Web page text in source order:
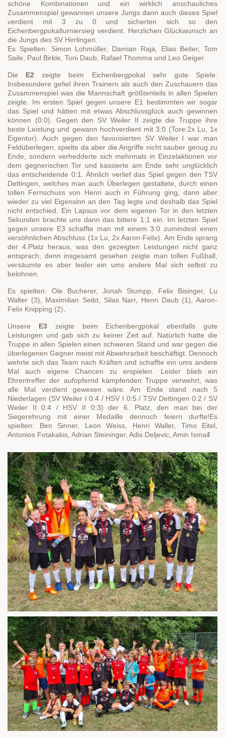
schöne Kombinationen und ein wirklich anschauliches
Zusammenspiel gewannen unsere Jungs dann auch dieses Spiel
verdient mit 3 zu 0 und sicherten sich so den
Eichenbergpokalturniersieg verdient. Herzlichen Glückwunsch an
die Jungs des SV Hirrlingen.
Es Spielten: Simon Lohmüller, Damian Raja, Elias Beiter, Tom
Saile, Paul Birkle, Toni Daub, Rafael Thomma und Leo Geiger.
Die E2 zeigte beim Eichenbergpokal sehr gute Spiele.
Insbesondere gefiel ihren Trainern als auch den Zuschauern das
Zusammenspiel was die Mannschaft größtenteils in allen Spielen
zeigte. Im ersten Spiel gegen unsere E1 bestimmten wir sogar
das Spiel und hätten mit etwas Abschlussglück auch gewinnen
können (0:0). Gegen den SV Weiler II zeigte die Truppe ihre
beste Leistung und gewann hochverdient mit 3:0 (Tore:2x Lu, 1x
Eigentor). Auch gegen den favorisierten SV Weiler I war man
Feldüberlegen, spielte da aber die Angriffe nicht sauber genug zu
Ende, sondern verhedderte sich mehrmals in Einzelaktionen vor
dem gegnerischen Tor und kassierte am Ende sehr unglücklich
das entscheidende 0:1. Ähnlich verlief das Spiel gegen den TSV
Dettingen, welches man auch Überlegen gestaltete, durch einen
tollen Fernschuss von Henri auch in Führung ging, dann aber
wieder zu viel Eigensinn an den Tag legte und deshalb das Spiel
nicht entschied. Ein Lapsus vor dem eigenen Tor in den letzten
Sekunden brachte uns dann das bittere 1:1 ein. Im letzten Spiel
gegen unsere E3 schaffte man mit einem 3:0 zumindest einen
versöhnlichen Abschluss (1x Lu, 2x Aaron-Felix). Am Ende sprang
der 4.Platz heraus, was den gezeigten Leistungen nicht ganz
entsprach, denn insgesamt gesehen zeigte man tollen Fußball,
versäumte es aber leider ein ums andere Mal sich selbst zu
belohnen.
Es spielten: Ole Bucherer, Jonah Stumpp, Felix Bisinger, Lu
Walter (3), Maximilian Seibt, Silas Narr, Henri Daub (1), Aaron-
Felix Knipping (2),
Unsere E3zeigte beim Eichenbergpokal ebenfalls gute
Leistungen und gab sich zu keiner Zeit auf. Natürlich hatte die
Truppe in allen Spielen einen schweren Stand und war gegen die
überlegenen Gegner meist mit Abwehrarbeit beschäftigt. Dennoch
wehrte sich das Team nach Kräften und schaffte ein ums andere
Mal auch eigene Chancen zu erspielen. Leider blieb ein
Ehrentreffer der aufopfernd kämpfenden Truppe verwehrt, was
alle Mal verdient gewesen wäre. Am Ende stand nach 5
Niederlagen (SV Weiler I 0:4 / HSV I 0:5 / TSV Dettingen 0:2 / SV
Weiler II 0:4 / HSV II 0:3) der 6. Platz, den man bei der
Siegerehrung mit einer Medaille dennoch feiern durfte!Es
spielten: Ben Sinner, Leon Weiss, Henri Waller, Timo Eitel,
Antonios Fotakakis, Adrian Steininger, Adis Deljevic, Amin Ismail